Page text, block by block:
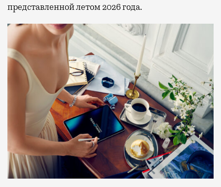
представленной летом 2026 года.